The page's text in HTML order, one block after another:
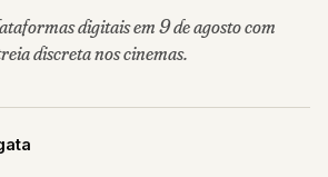
discreta nos cinemas.